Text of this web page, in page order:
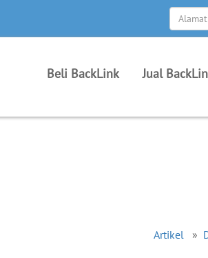
Beli BackLink Jual
Artikel »